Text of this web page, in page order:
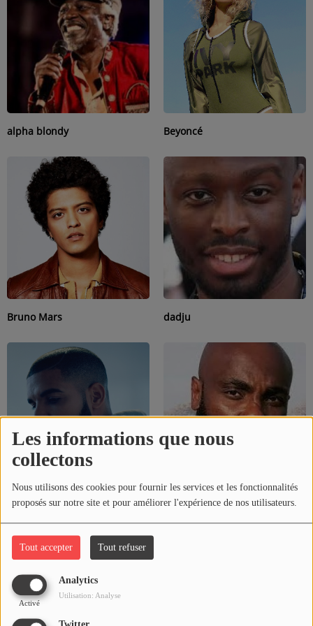
Les informations que nous
collectons
Nous utilisons des cookies pour fournir les services et les fonctionnalités
proposés sur notre site et pour améliorer l'expérience de nos utilisateurs.
Tout accepter Tout refuser
Analytics
Activé
Utilisation: Analyse
ARTISTES
PLAYLIST
TITRES DIFFUSÉS
Médias
PODCASTS
VIDÉOS
Joliba TV News / FM
NOTRE ACTU
JEUX CONCOURS
QUI SOMMES-NOUS ?
Contact
Se connecter
alpha blondy Beyoncé
Bruno Mars dadju
Drake kaaris